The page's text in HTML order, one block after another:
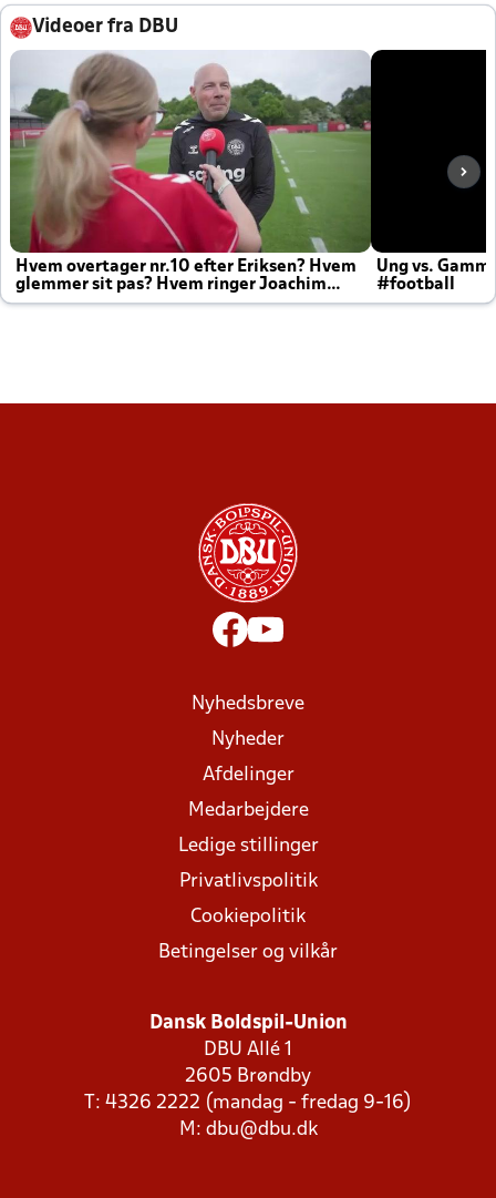
Videoer fra DBU
Hvem overtager nr.10 efter Eriksen? Hvem
glemmer sit pas? Hvem ringer Joachim
altid til efter kampe?
Ung vs.
#football
Nyhedsbreve
Nyheder
Afdelinger
Medarbejdere
Ledige stillinger
Privatlivspolitik
Cookiepolitik
Betingelser og vilkår
Dansk Boldspil-Union
DBU Allé 1
2605 Brøndby
T: 4326 2222 (mandag - fredag 9-16)
M: dbu@dbu.dk